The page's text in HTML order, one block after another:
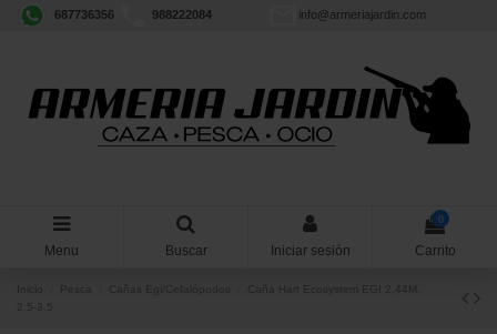
687736356 988222084 info@armeriajardin.com
Menu Buscar Iniciar sesión
0
Carrito
Caña Hart Ecosystem EGI 2,44M.